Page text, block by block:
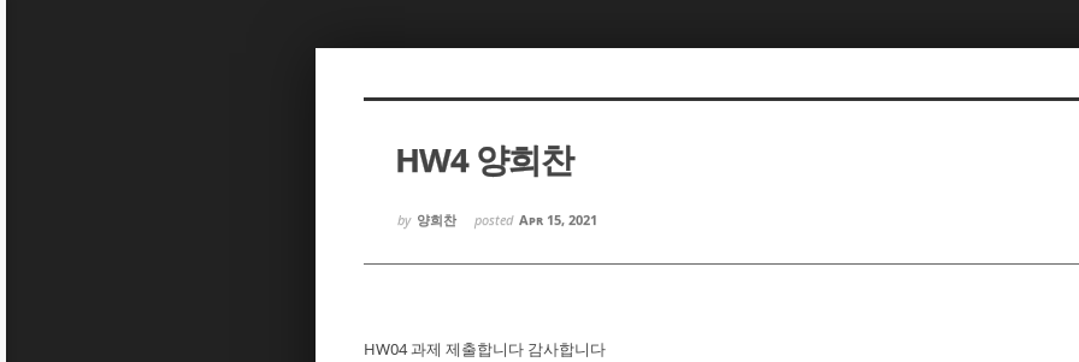
HW4 양희찬
by 양희찬 posted Apr 15, 2021
HW04 과제 제출합니다 감사합니다
Sketchbook5, 스케치북5
Sketchbook5, 스케치북5
Sketchbook5, 스케치북5
Sketchbook5, 스케치북5